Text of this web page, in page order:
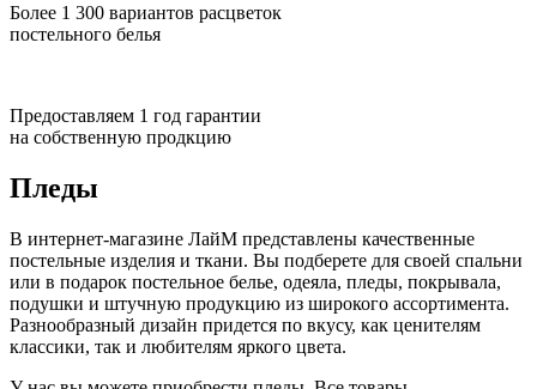
Более 1 300 вариантов расцветок
постельного белья
Предоставляем 1 год гарантии
на собственную продкцию
Пледы
В интернет-магазине ЛайМ представлены качественные
постельные изделия и ткани. Вы подберете для своей спальни
или в подарок постельное белье, одеяла, пледы, покрывала,
подушки и штучную продукцию из широкого ассортимента.
Разнообразный дизайн придется по вкусу, как ценителям
классики, так и любителям яркого цвета.